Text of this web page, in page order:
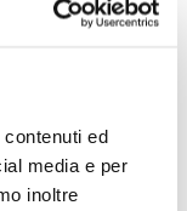
ed
media e per
inoltre
inoltre con i
dei Corsi di
Urbino, nonché
il